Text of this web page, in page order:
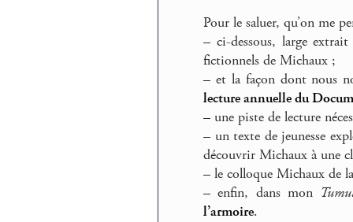
Pour le saluer, qu’on me
– ci-dessous, large
fictionnels de Michaux ;
– et la façon dont nous
lecture annuelle du
– une piste de lecture
– un texte de jeunesse
découvrir Michaux à une
– le colloque Michaux de
– enfin, dans mon
l’armoire.